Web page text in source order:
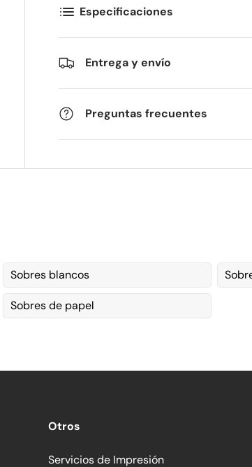
Especificaciones
Entrega y envío
Preguntas frecuentes
Sobres blancos
Sobres de papel
Otros
Servicios de Impresión